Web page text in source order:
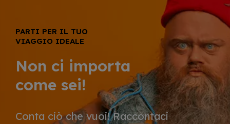
PARTI PER IL TUO
VIAGGIO IDEALE
Non ci importa
come sei!
Conta ciò che vuoi! Raccontaci